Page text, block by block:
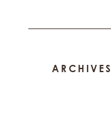
ARCHIVES